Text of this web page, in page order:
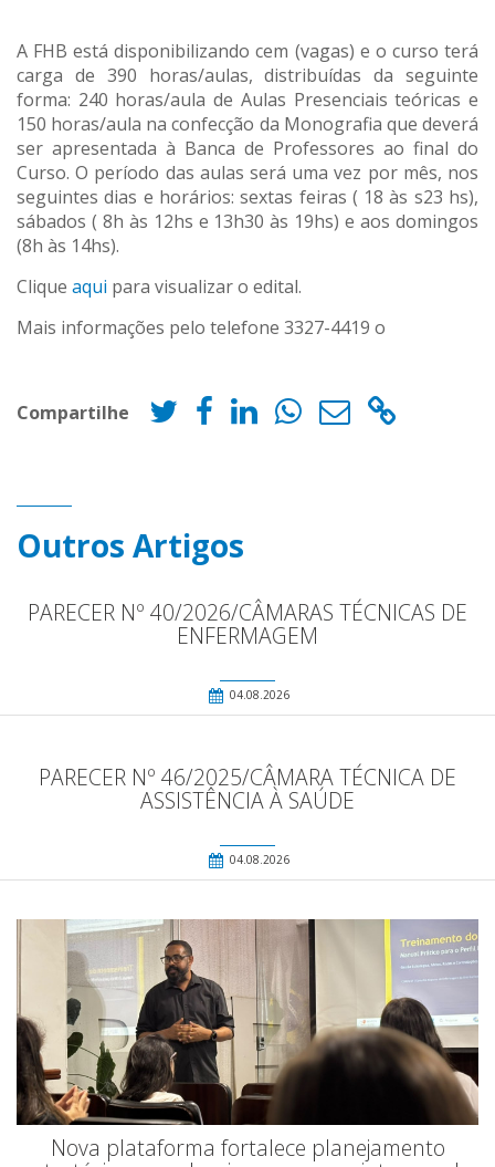
A FHB está disponibilizando cem (vagas) e o curso terá
carga de 390 horas/aulas, distribuídas da seguinte
forma: 240 horas/aula de Aulas Presenciais teóricas e
150 horas/aula na confecção da Monografia que deverá
ser apresentada à Banca de Professores ao final do
Curso. O período das aulas será uma vez por mês, nos
seguintes dias e horários: sextas feiras ( 18 às s23 hs),
sábados ( 8h às 12hs e 13h30 às 19hs) e aos domingos
(8h às 14hs).
Clique aqui para visualizar o edital.
Mais informações pelo telefone 3327-4419 o
Compartilhe
Outros Artigos
PARECER Nº 40/2026/CÂMARAS TÉCNICAS DE
ENFERMAGEM
04.08.2026
PARECER Nº 46/2025/CÂMARA TÉCNICA DE
ASSISTÊNCIA À SAÚDE
04.08.2026
Nova plataforma fortalece planejamento